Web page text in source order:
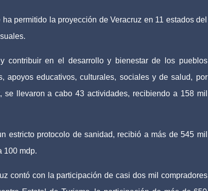
permitido la proyección de Veracruz en 11 estados del
contribuir en el desarrollo y bienestar de los pueblos
apoyos educativos, culturales, sociales y de salud, por
llevaron a cabo 43 actividades, recibiendo a 158 mil
estricto protocolo de sanidad, recibió a más de 545 mil
100 mdp.
contó con la participación de casi dos mil compradores